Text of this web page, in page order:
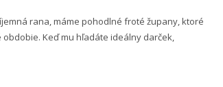
rana, máme pohodlné froté župany, ktoré
Keď mu hľadáte ideálny darček,